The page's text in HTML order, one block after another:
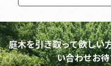
庭木を引き取って欲しい
い合わせお